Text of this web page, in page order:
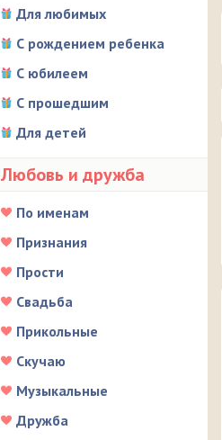
Для любимых
С рождением ребенка
С юбилеем
С прошедшим
Для детей
Любовь и дружба
По именам
Признания
Прости
Свадьба
Прикольные
Скучаю
Музыкальные
Дружба